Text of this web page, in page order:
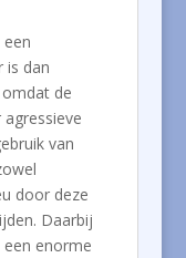
is dan
de
van
door deze
Daarbij
enorme